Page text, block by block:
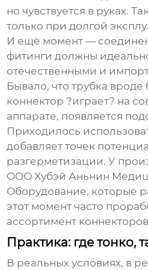
но чувствуется в руках.
только при долгой
И ещё момент —
фитинги должны
отечественными и
Бывало, что трубка
коннектор ?играет? на
аппарате, появляется
Приходилось
добавляет точек
разгерметизации. У
ООО Хубэй Аньнин
Оборудование, которые
этот момент часто
ассортимент
Практика: где тонко,
В реальных условиях, в